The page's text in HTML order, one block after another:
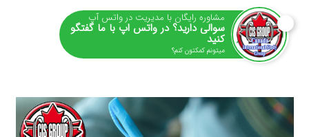
مشاوره رایگان با مدیریت در واتس آپ
سوالی دارید؟ در واتس اپ با ما گفتگو
کنید
میتونم کمکتون کنم؟